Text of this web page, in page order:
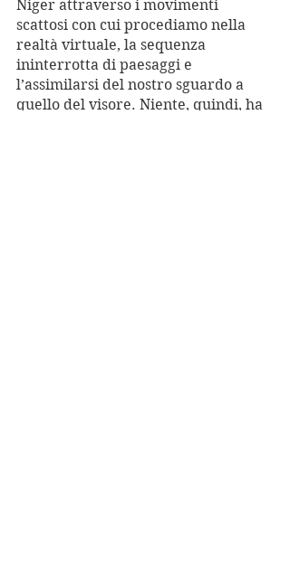
Niger attraverso i movimenti
scattosi con cui procediamo nella
realtà virtuale, la sequenza
ininterrotta di paesaggi e
l’assimilarsi del nostro sguardo a
quello del visore. Niente, quindi, ha